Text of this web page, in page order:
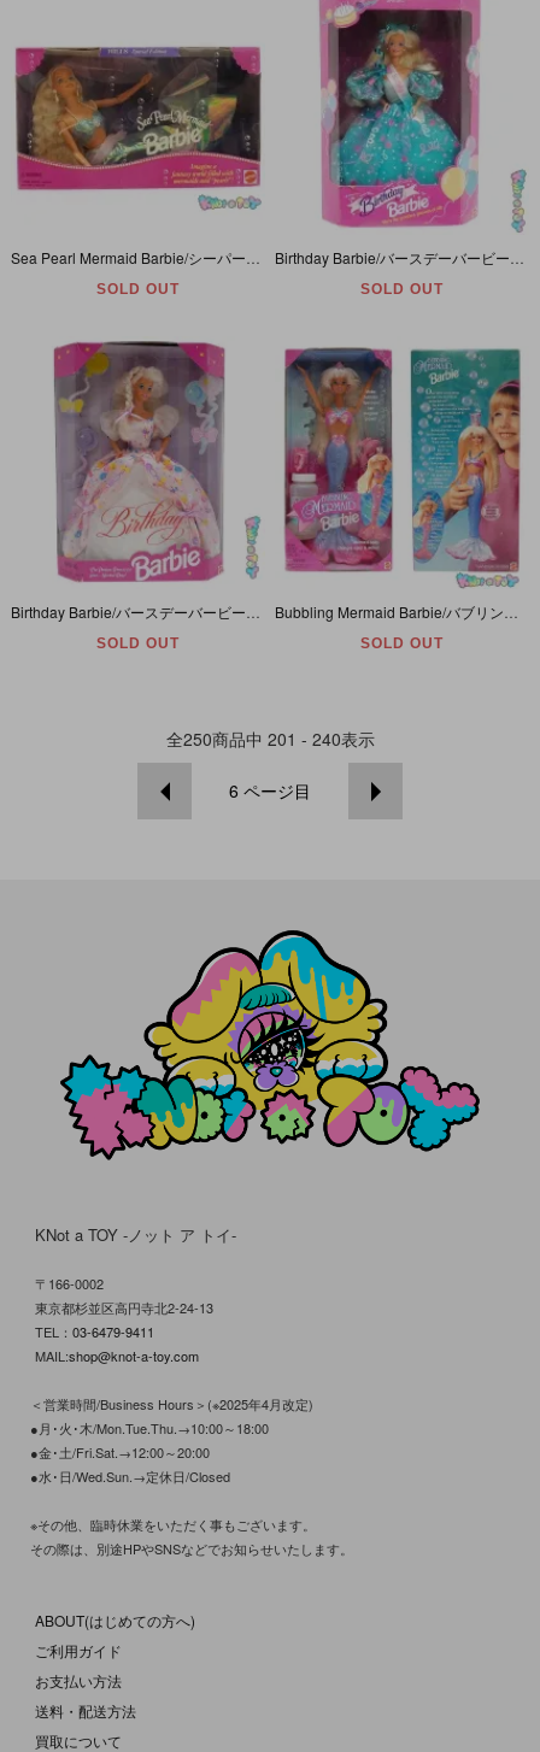
SOLD OUT SOLD OUT
SOLD OUT SOLD OUT
全250商品中 201 - 240表示
6 ページ目
KNot a TOY -ノット ア トイ-
〒166-0002
東京都杉並区高円寺北2-24-13
TEL： 03-6479-9411
MAIL:shop@knot-a-toy.com
＜営業時間/Business Hours＞(※2025年4月改定)
●月･火･木/Mon.Tue.Thu.→10:00～18:00
●金･土/Fri.Sat.→12:00～20:00
●水･日/Wed.Sun.→定休日/Closed
※その他、臨時休業をいただく事もございます。
その際は、別途HPやSNSなどでお知らせいたします。
ABOUT(はじめての方へ)
ご利用ガイド
お支払い方法
送料・配送方法
買取について